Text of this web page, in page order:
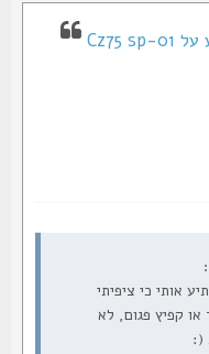
Re: דיון לאיסוף מידע על Cz75 sp-01
כי ציפיתי
פגום, לא